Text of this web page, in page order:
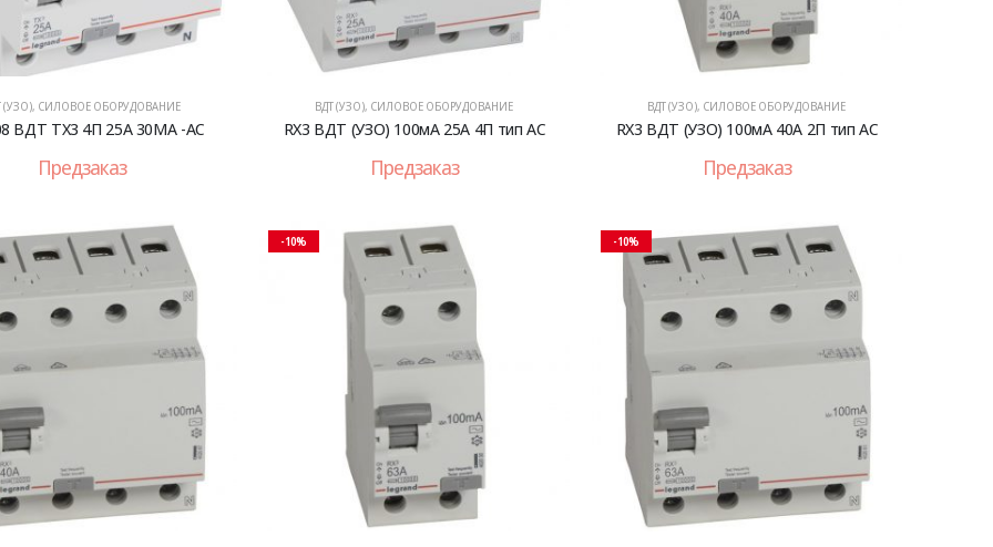
(УЗО), СИЛОВОЕ ОБОРУДОВАНИЕ
ВДТ TX3 4П 25A 30MA -AC
Предзаказ
ВДТ (УЗО), СИЛОВОЕ ОБОРУДОВАНИЕ
RX3 ВДТ (УЗО) 100мА 25А 4П тип AC
Предзаказ
ВДТ (УЗО), СИЛОВОЕ ОБОРУДОВАНИЕ
RX3 ВДТ (УЗО) 100мА 40А 2П тип AC
Предзаказ
-10% -10%